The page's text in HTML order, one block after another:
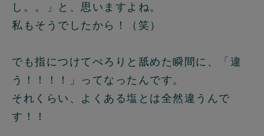
し。。」と、思いますよね。
私もそうでしたから！（笑）
でも指につけてぺろりと舐めた瞬間に、「違
う！！！！」ってなったんです。
それくらい、よくある塩とは全然違うんで
す！！